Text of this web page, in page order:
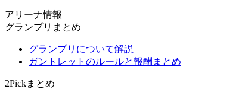
アリーナ情報
グランプリまとめ
グランプリについて解説
ガントレットのルールと報酬まとめ
2Pickまとめ